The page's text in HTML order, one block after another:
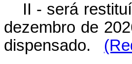
II - será
dezembro de
dispensado.